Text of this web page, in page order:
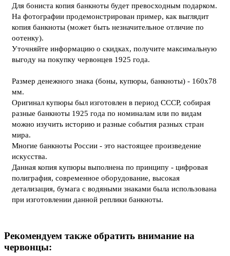
Для бониста копия банкноты будет превосходным подарком.
На фотографии продемонстрирован пример, как выглядит
копия банкноты (может быть незначительное отличие по
оотенку).
Уточняйте информацию о скидках, получите максимальную
выгоду на покупку червонцев 1925 года.
Размер денежного знака (боны, купюры, банкноты) - 160х78
мм.
Оригинал купюры был изготовлен в период СССР, собирая
разные банкноты 1925 года по номиналам или по видам
можно изучить историю и разные события разных стран
мира.
Многие банкноты России - это настоящее произведение
искусства.
Данная копия купюры выполнена по принципу - цифровая
полиграфия, современное оборудование, высокая
детализация, бумага с водяными знаками была использована
при изготовлении данной реплики банкноты.
Рекомендуем также обратить внимание на
червонцы: